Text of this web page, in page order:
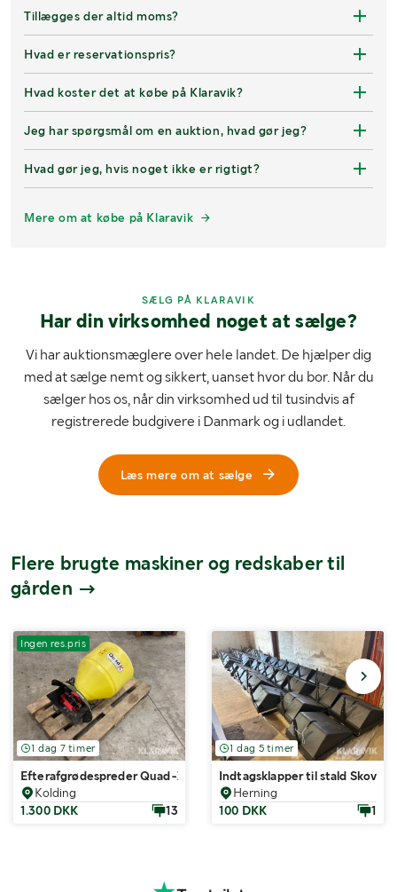
Tillægges der altid moms?
Hvad er reservationspris?
Hvad koster det at købe på Klaravik?
Jeg har spørgsmål om en auktion, hvad gør jeg?
Hvad gør jeg, hvis noget ikke er rigtigt?
Mere om at købe på Klaravik
SÆLG PÅ KLARAVIK
Har din virksomhed noget at sælge?
Vi har auktionsmæglere over hele landet. De hjælper dig
med at sælge nemt og sikkert, uanset hvor du bor. Når du
sælger hos os, når din virksomhed ud til tusindvis af
registrerede budgivere i Danmark og i udlandet.
Læs mere om at sælge
Flere brugte maskiner og redskaber til
gården
Ingen res.pris
1 dag 7 timer
Efterafgrødespreder Quad-X
Kolding
1.300 DKK
13
1 dag 5 timer
Indtagsklapper til stald Skov
Herning
100 DKK
1